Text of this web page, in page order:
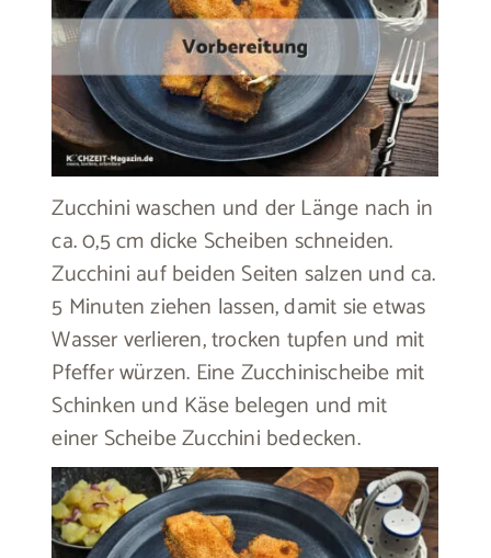
Zucchini waschen und der Länge nach in
ca. 0,5 cm dicke Scheiben schneiden.
Zucchini auf beiden Seiten salzen und ca.
5 Minuten ziehen lassen, damit sie etwas
Wasser verlieren, trocken tupfen und mit
Pfeffer würzen. Eine Zucchinischeibe mit
Schinken und Käse belegen und mit
einer Scheibe Zucchini bedecken.